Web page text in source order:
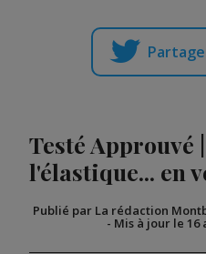
Testé Approuvé
l'élastique... en
Publié par La rédaction
- Mis à jour le 16